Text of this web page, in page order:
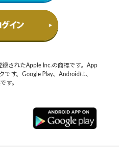
されたApple Inc.の商標です。App
です。Google Play、Androidは、
す。